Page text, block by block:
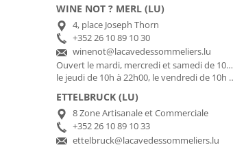
WINE NOT ? MERL (LU)
4, place Joseph Thorn
+352 26 10 89 10 30
winenot@lacavedessommeliers.lu
Ouvert le mardi, mercredi et samedi de 10h à 18h30,
le jeudi de 10h à 22h00, le vendredi de 10h à 20h30
ETTELBRUCK (LU)
8 Zone Artisanale et Commerciale
+352 26 10 89 10 33
ettelbruck@lacavedessommeliers.lu